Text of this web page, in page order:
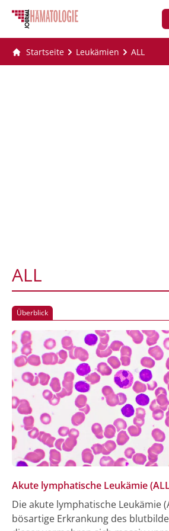
Startseite Leukämien ALL
ALL
Überblick
Akute lymphatische Leukämie
Die akute lymphatische Leukämie
bösartige Erkrankung des